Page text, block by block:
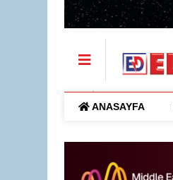
ANASAYFA